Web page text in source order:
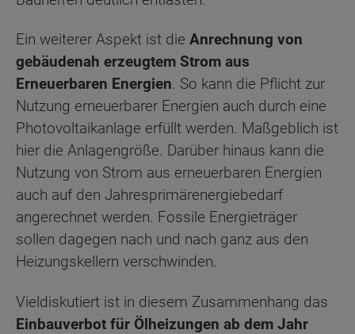
Ein weiterer Aspekt ist die Anrechnung von
gebäudenah erzeugtem Strom aus
Erneuerbaren Energien. So kann die Pflicht zur
Nutzung erneuerbarer Energien auch durch eine
Photovoltaikanlage erfüllt werden. Maßgeblich ist
hier die Anlagengröße. Darüber hinaus kann die
Nutzung von Strom aus erneuerbaren Energien
auch auf den Jahresprimärenergiebedarf
angerechnet werden. Fossile Energieträger
sollen dagegen nach und nach ganz aus den
Heizungskellern verschwinden.
Vieldiskutiert ist in diesem Zusammenhang das
Einbauverbot für Ölheizungen ab dem Jahr